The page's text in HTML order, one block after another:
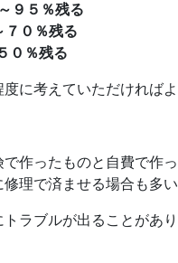
９５％残る
７０％残る
０％残る
に考えていただければ
作ったものと自費で作
理で済ませる場合も多
ラブルが出ることがあ